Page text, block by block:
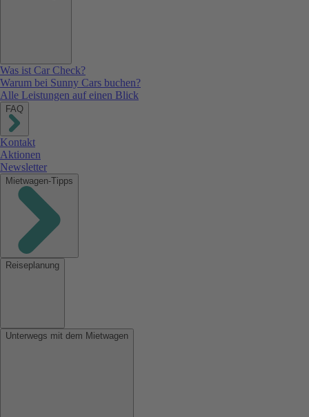
Was ist Car Check?
Warum bei Sunny Cars buchen?
Alle Leistungen auf einen Blick
FAQ
Kontakt
Aktionen
Newsletter
Mietwagen-Tipps
Reiseplanung
Unterwegs mit dem Mietwagen